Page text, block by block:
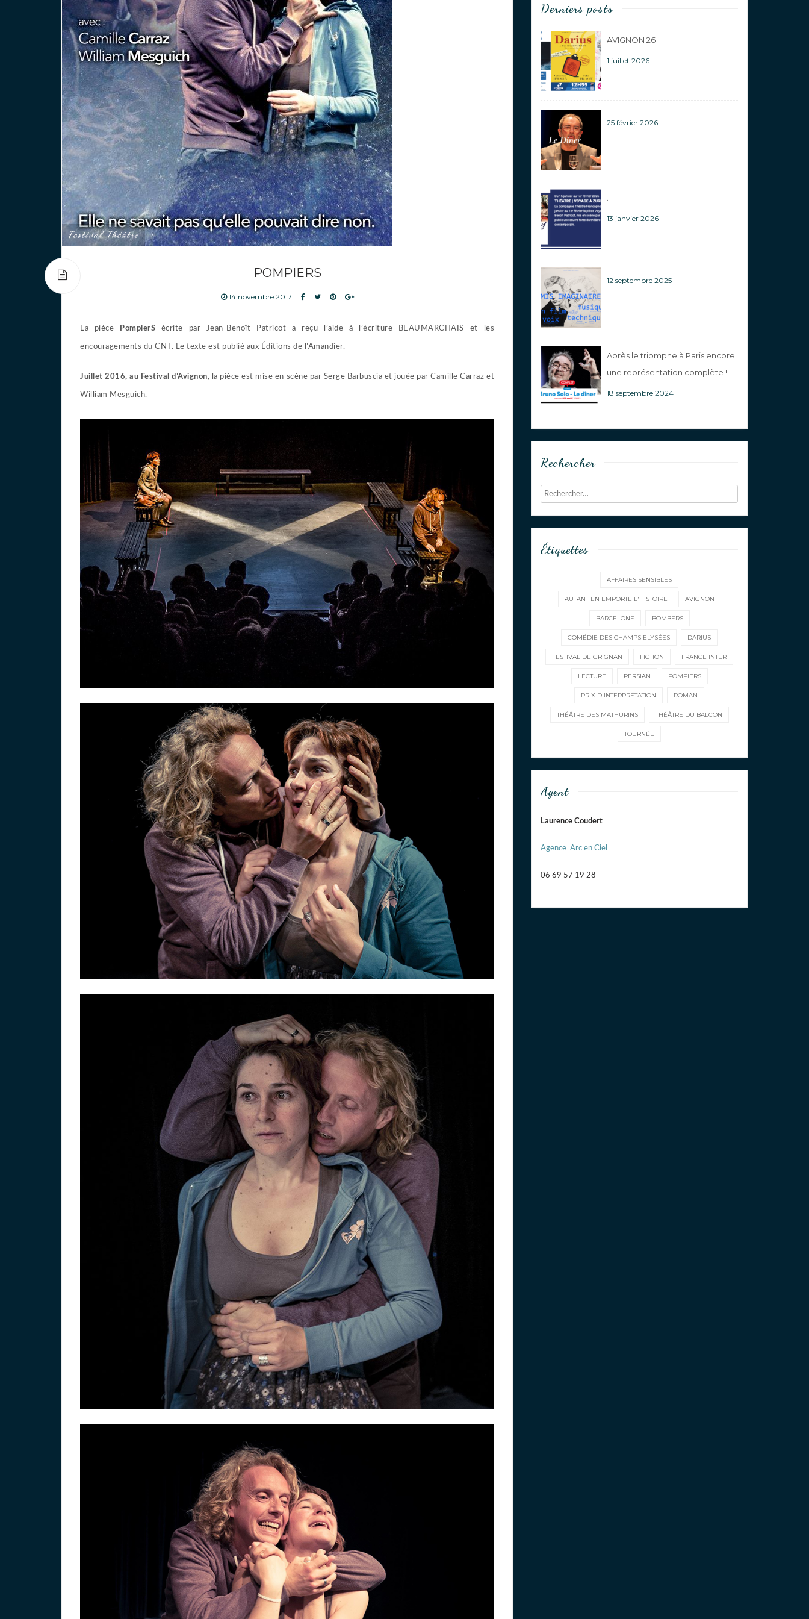
Festival,Théâtre
POMPIERS
14 novembre 2017
La pièce PompierS écrite par Jean-Benoît Patricot a reçu l’aide à l’écriture BEAUMARCHAIS et les
encouragements du CNT. Le texte est publié aux Éditions de l’Amandier.
Juillet 2016, au Festival d’Avignon, la pièce est mise en scène par Serge Barbuscia et jouée par Camille Carraz et
William Mesguich.
Derniers posts
AVIGNON 26
1 juillet 2026
25 février 2026
.
13 janvier 2026
12 septembre 2025
Après le triomphe à Paris encore
une représentation complète !!!
18 septembre 2024
Rechercher
Étiquettes
AFFAIRES SENSIBLES
AUTANT EN EMPORTE L'HISTOIRE AVIGNON
BARCELONE BOMBERS
COMÉDIE DES CHAMPS ELYSÉES DARIUS
FESTIVAL DE GRIGNAN FICTION FRANCE INTER
LECTURE PERSIAN POMPIERS
PRIX D'INTERPRÉTATION ROMAN
THÉÂTRE DES MATHURINS THÉÂTRE DU BALCON
TOURNÉE
Agent
Laurence Coudert
Agence Arc en Ciel
06 69 57 19 28